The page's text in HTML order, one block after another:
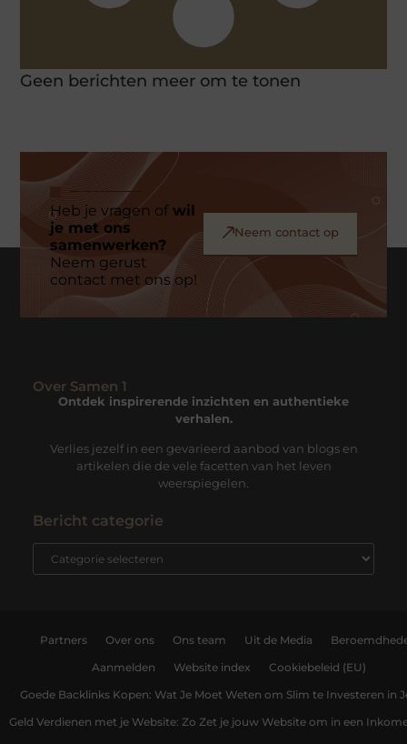
Geen berichten meer om te tonen
Heb je vragen ofwil
je met ons
samenwerken?
Neem gerust
contact met ons op!
Neem contact op
Over Samen 1
Ontdek inspirerende inzichten en authentieke
verhalen.
Verlies jezelf in een gevarieerd aanbod van blogs en
artikelen die de vele facetten van het leven
weerspiegelen.
Bericht categorie
Partners Over ons Ons team Uit de Media
Aanmelden Website index Cookiebeleid (EU)
Goede Backlinks Kopen: Wat Je Moet Weten om Slim te Investeren in
Geld Verdienen met je Website: Zo Zet je jouw Website om in een